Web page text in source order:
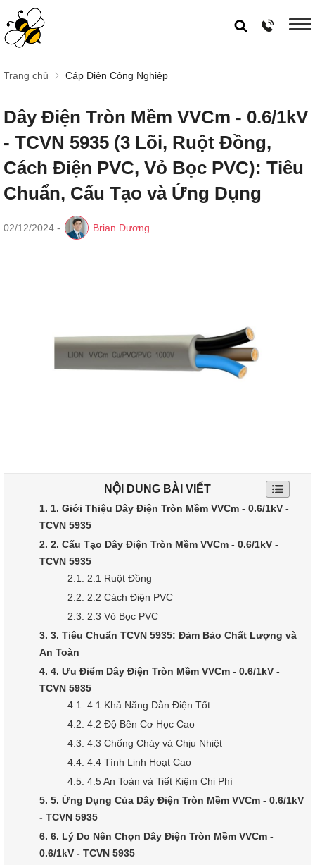
Trang chủ Cáp Điện Công Nghiệp
Dây Điện Tròn Mềm VVCm - 0.6/1kV
- TCVN 5935 (3 Lõi, Ruột Đồng,
Cách Điện PVC, Vỏ Bọc PVC): Tiêu
Chuẩn, Cấu Tạo và Ứng Dụng
02/12/2024 - Brian Dương
NỘI DUNG BÀI VIẾT
1. 1. Giới Thiệu Dây Điện Tròn Mềm VVCm - 0.6/1kV -
TCVN 5935
2. 2. Cấu Tạo Dây Điện Tròn Mềm VVCm - 0.6/1kV -
TCVN 5935
2.1. 2.1 Ruột Đồng
2.2. 2.2 Cách Điện PVC
2.3. 2.3 Vỏ Bọc PVC
3. 3. Tiêu Chuẩn TCVN 5935: Đảm Bảo Chất Lượng và
An Toàn
4. 4. Ưu Điểm Dây Điện Tròn Mềm VVCm - 0.6/1kV -
TCVN 5935
4.1. 4.1 Khả Năng Dẫn Điện Tốt
4.2. 4.2 Độ Bền Cơ Học Cao
4.3. 4.3 Chống Cháy và Chịu Nhiệt
4.4. 4.4 Tính Linh Hoạt Cao
4.5. 4.5 An Toàn và Tiết Kiệm Chi Phí
5. 5. Ứng Dụng Của Dây Điện Tròn Mềm VVCm - 0.6/1kV
- TCVN 5935
6. 6. Lý Do Nên Chọn Dây Điện Tròn Mềm VVCm -
0.6/1kV - TCVN 5935